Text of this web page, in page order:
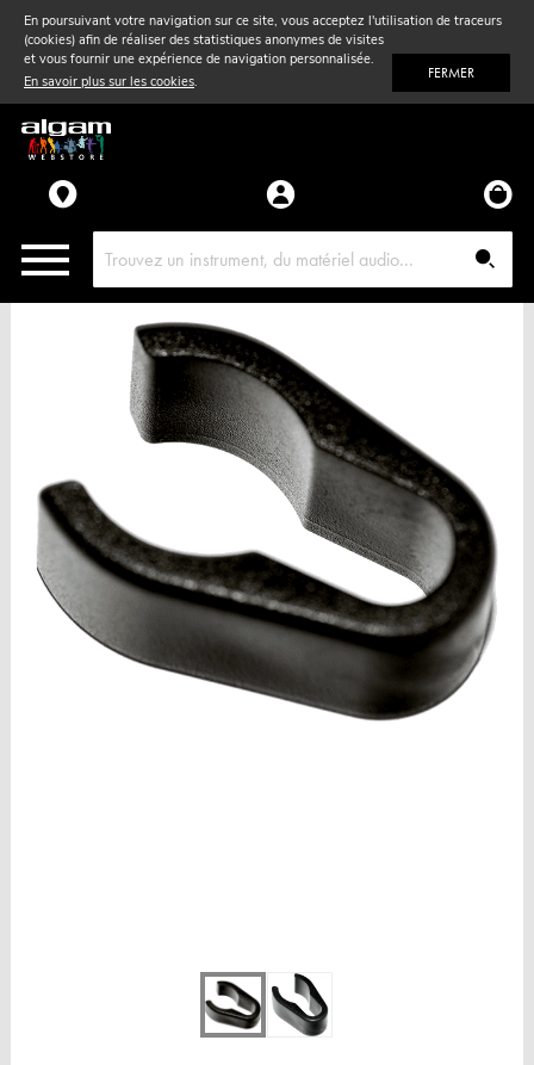
En poursuivant votre navigation sur ce site, vous acceptez l'utilisation de traceurs
(cookies) afin de réaliser des statistiques anonymes de visites
et vous fournir une expérience de navigation personnalisée.
En savoir plus sur les cookies. FERMER
Vent& Violon
Accessoires
Pièces détachées